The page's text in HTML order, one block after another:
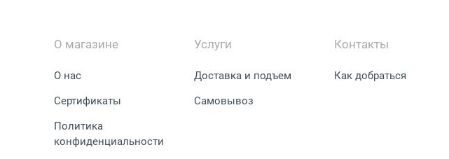
О магазине
О нас
Сертификаты
Политика
конфиденциальности
Услуги
Доставка и подъем
Самовывоз
Контакты
Как добраться